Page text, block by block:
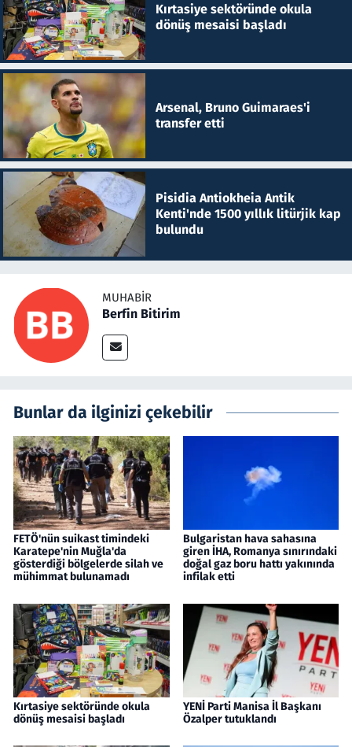
Kırtasiye sektöründe okula
dönüş mesaisi başladı
Arsenal, Bruno Guimaraes'i
transfer etti
Pisidia Antiokheia Antik
Kenti'nde 1500 yıllık litürjik kap
bulundu
MUHABIR
Berfin Bitirim
Bunlar da ilginizi çekebilir
FETÖ'nün suikast timindeki
Karatepe'nin Muğla'da
gösterdiği bölgelerde silah ve
mühimmat bulunamadı
Bulgaristan hava sahasına
giren İHA, Romanya sınırındaki
doğal gaz boru hattı yakınında
infilak etti
Kırtasiye sektöründe okula
dönüş mesaisi başladı
YENİ Parti Manisa İl Başkanı
Özalper tutuklandı